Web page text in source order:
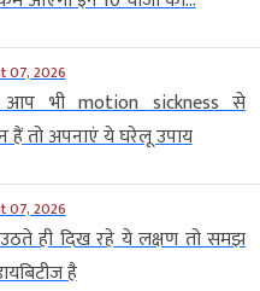
07, 2026
भी motion sickness से
हैं तो अपनाएं ये घरेलू उपाय
07, 2026
ही दिख रहे ये लक्षण तो समझ
है